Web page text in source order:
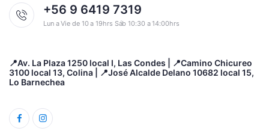
+56 9 6419 7319
Lun a Vie de 10 a 19hrs Sáb 10:30 a 14:00hrs
📍Av. La Plaza 1250 local I, Las Condes | 📍Camino Chicureo
3100 local 13, Colina | 📍José Alcalde Delano 10682 local 15,
Lo Barnechea